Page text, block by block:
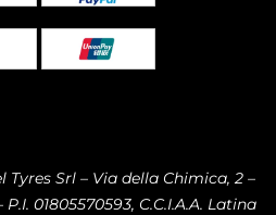
Tyres Srl – Via della Chimica, 2 –
01805570593, C.C.I.A.A. Latina